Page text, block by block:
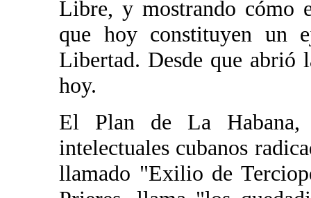
Libre, y mostrando cómo
que hoy constituyen un
Libertad. Desde que abrió
hoy.
El Plan de La
intelectuales cubanos
llamado "Exilio de